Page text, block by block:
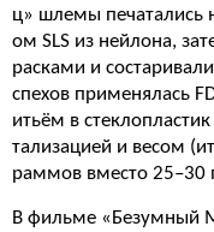
ц» шлемы печатались
ом SLS из нейлона,
расками и
спехов применялась
итьём в
тализацией и весом
раммов вместо 25–30
В фильме «Безумный